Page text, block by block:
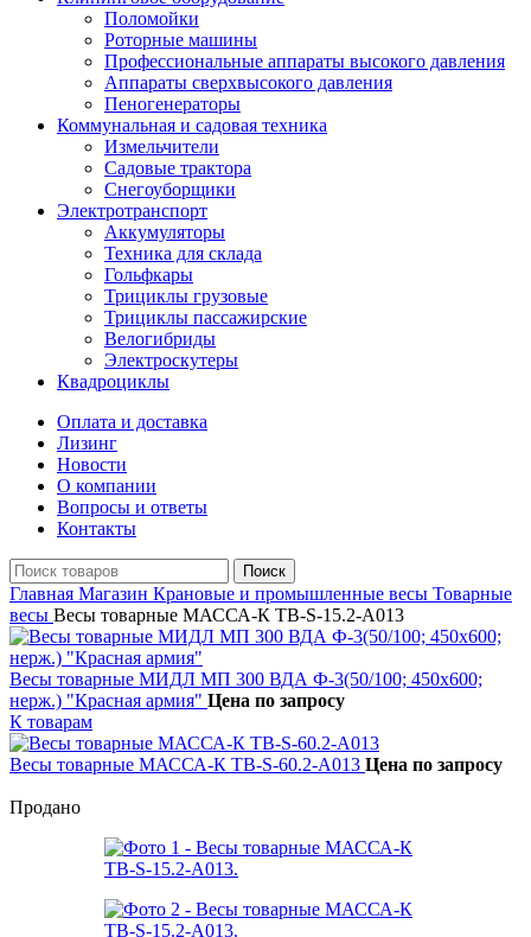
Поломойки
Роторные машины
Профессиональные аппараты высокого давления
Аппараты сверхвысокого давления
Пеногенераторы
Коммунальная и садовая техника
Измельчители
Садовые трактора
Снегоуборщики
Электротранспорт
Аккумуляторы
Техника для склада
Гольфкары
Трициклы грузовые
Трициклы пассажирские
Велогибриды
Электроскутеры
Квадроциклы
Оплата и доставка
Лизинг
Новости
О компании
Вопросы и ответы
Контакты
Поиск
Главная Магазин Крановые и промышленные весы Товарные
весы Весы товарные МАССА-К ТВ-S-15.2-A013
Весы товарные МИДЛ МП 300 ВДА Ф-3(50/100; 450х600;
нерж.) "Красная армия" Цена по запросу
К товарам
Весы товарные МАССА-К ТВ-S-60.2-A013 Цена по запросу
Продано